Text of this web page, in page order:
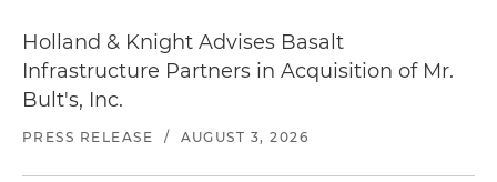
Holland & Knight Advises Basalt
Infrastructure Partners in Acquisition of Mr.
Bult's, Inc.
PRESS RELEASE / AUGUST 3, 2026